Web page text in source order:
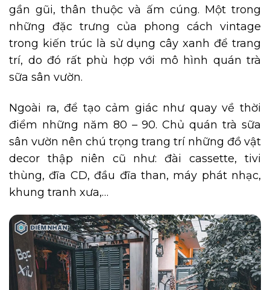
gần gũi, thân thuộc và ấm cúng. Một trong
những đặc trưng của phong cách vintage
trong kiến trúc là sử dụng cây xanh để trang
trí, do đó rất phù hợp với mô hình quán trà
sữa sân vườn.
Ngoài ra, để tạo cảm giác như quay về thời
điểm những năm 80 – 90. Chủ quán trà sữa
sân vườn nên chú trọng trang trí những đồ vật
decor thập niên cũ như: đài cassette, tivi
thùng, đĩa CD, đầu đĩa than, máy phát nhạc,
khung tranh xưa,…